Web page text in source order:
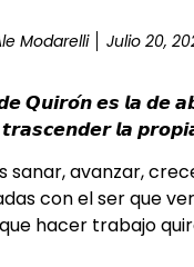
Modarelli Julio 20,
𝙌𝙪𝙞𝙧𝙤́𝙣 𝙚𝙨 𝙡𝙖 𝙙𝙚
𝙡𝙖
sanar, avanzar,
con el ser que
hacer trabajo